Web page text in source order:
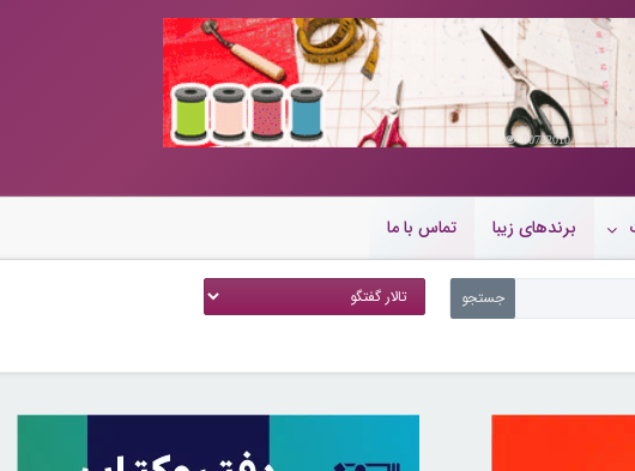
10722010
برندهای زیبا تماس با ما